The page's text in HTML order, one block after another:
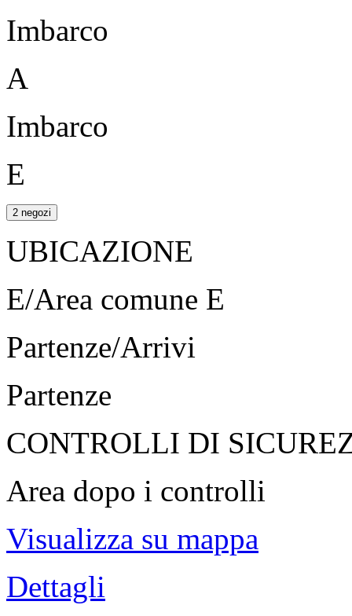
Imbarco
A
Imbarco
E
2 negozi
UBICAZIONE
E/Area comune E
Partenze/Arrivi
Partenze
CONTROLLI DI
Area dopo i controlli
Visualizza su mappa
Dettagli